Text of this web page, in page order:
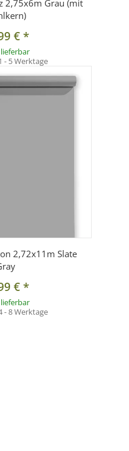
2,75x6m Grau (mit
€*
- 5 Werktage
2,72x11m Slate
€*
- 8 Werktage